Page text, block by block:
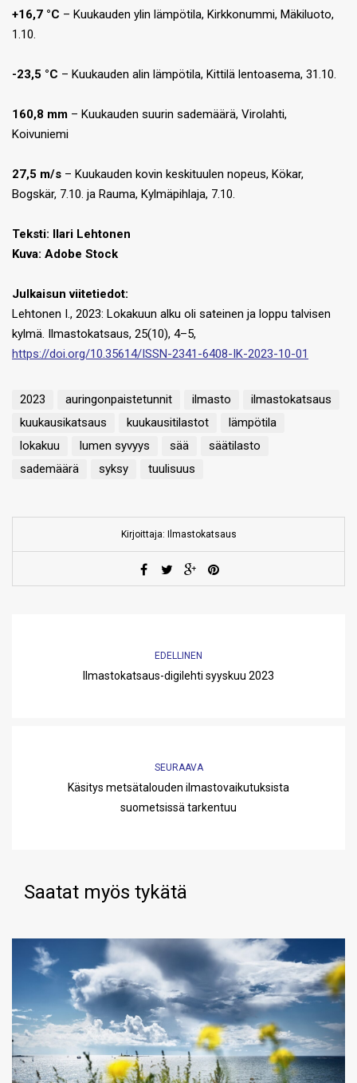
+16,7 °C – Kuukauden ylin lämpötila, Kirkkonummi, Mäkiluoto,
1.10.
-23,5 °C – Kuukauden alin lämpötila, Kittilä lentoasema, 31.10.
160,8 mm – Kuukauden suurin sademäärä, Virolahti,
Koivuniemi
27,5 m/s – Kuukauden kovin keskituulen nopeus, Kökar,
Bogskär, 7.10. ja Rauma, Kylmäpihlaja, 7.10.
Teksti: Ilari Lehtonen
Kuva: Adobe Stock
Julkaisun viitetiedot:
Lehtonen I., 2023: Lokakuun alku oli sateinen ja loppu talvisen
kylmä. Ilmastokatsaus, 25(10), 4–5,
https://doi.org/10.35614/ISSN-2341-6408-IK-2023-10-01
2023 auringonpaistetunnit ilmasto
ilmastokatsaus
kuukausikatsaus
kuukausitilastot
lämpötila
lokakuu
lumen syvyys sää
säätilasto
sademäärä
syksy tuulisuus
Kirjoittaja: Ilmastokatsaus
EDELLINEN
Ilmastokatsaus-digilehti syyskuu 2023
SEURAAVA
Käsitys metsätalouden ilmastovaikutuksista
suometsissä tarkentuu
Saatat myös tykätä